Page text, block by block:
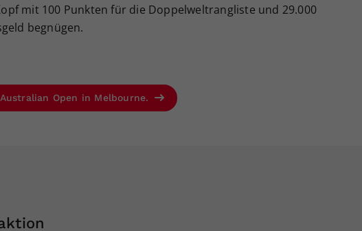
mit 100 Punkten für die Doppelweltrangliste und 29.000
begnügen.
Open in Melbourne.